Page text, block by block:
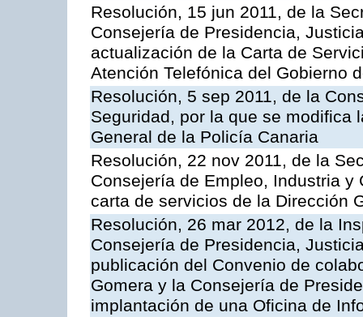
Resolución, 15 jun 2011, de la
Consejería de Presidencia,
actualización de la Carta de
Atención Telefónica del Gobierno
Resolución, 5 sep 2011, de la
Seguridad, por la que se modifica
General de la Policía Canaria
Resolución, 22 nov 2011, de la
Consejería de Empleo, Industria
carta de servicios de la Dirección
Resolución, 26 mar 2012, de la
Consejería de Presidencia,
publicación del Convenio de
Gomera y la Consejería de
implantación de una Oficina de